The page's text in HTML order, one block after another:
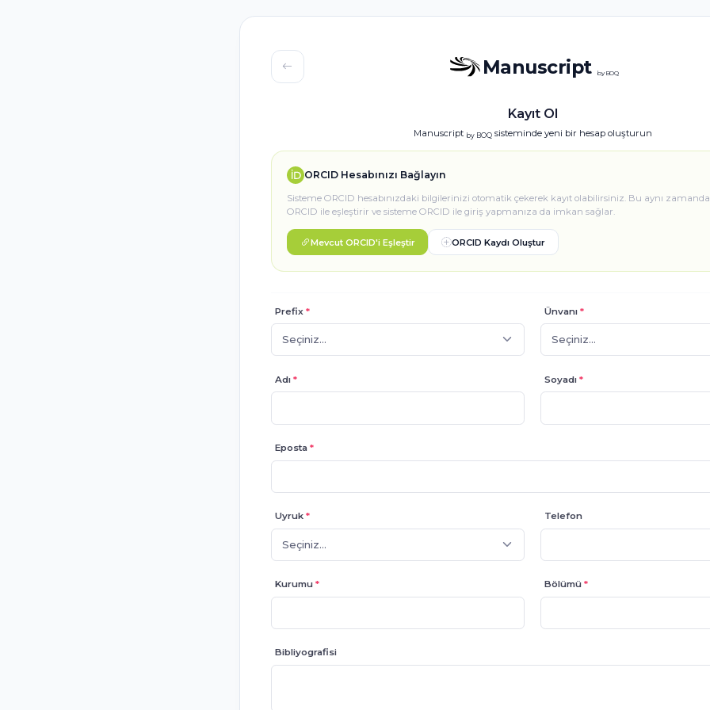
Manuscript by BOQ
Kayıt Ol
Manuscript by BOQsisteminde yeni bir hesap oluşturun
ORCID Hesabınızı Bağlayın
Sisteme ORCID hesabınızdaki bilgilerinizi otomatik çekerek kayıt olabilirsiniz. Bu aynı zamanda
ORCID ile eşleştirir ve sisteme ORCID ile giriş yapmanıza da imkan sağlar.
Mevcut ORCID'i Eşleştir ORCID Kaydı Oluştur
Prefix *
Seçiniz...
Ünvanı *
Seçiniz...
Adı * Soyadı *
Eposta *
Uyruk *
Seçiniz...
Telefon
Kurumu * Bölümü *
Bibliyografisi